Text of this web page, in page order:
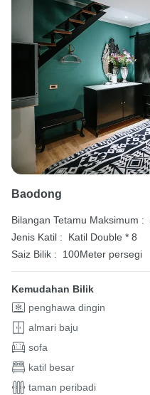
Baodong
Bilangan Tetamu Maksimum :
Jenis Katil :
Katil Double * 8
Saiz Bilik :
100Meter persegi
Kemudahan Bilik
penghawa dingin
almari baju
sofa
katil besar
taman peribadi